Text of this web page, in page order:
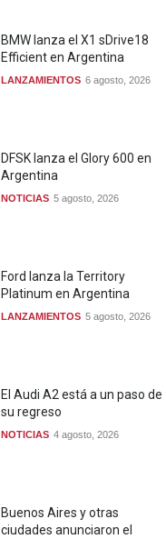
BMW lanza el X1 sDrive18
Efficient en Argentina
LANZAMIENTOS 6 agosto, 2026
DFSK lanza el Glory 600 en
Argentina
NOTICIAS 5 agosto, 2026
Ford lanza la Territory
Platinum en Argentina
LANZAMIENTOS 5 agosto, 2026
El Audi A2 está a un paso de
su regreso
NOTICIAS 4 agosto, 2026
Buenos Aires y otras
ciudades anunciaron el